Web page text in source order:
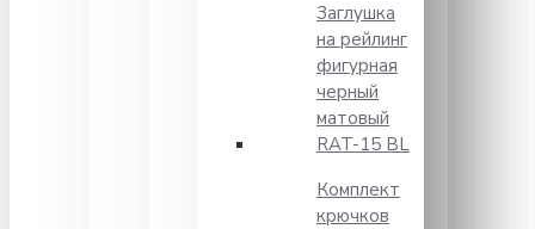
Заглушка
на рейлинг
фигурная
черный
матовый
RAT-15 BL
Комплект
крючков